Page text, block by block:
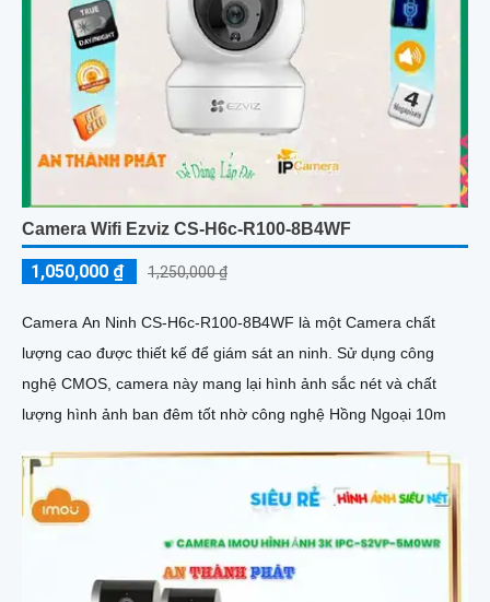
Camera Wifi Ezviz CS-H6c-R100-8B4WF
1,050,000 ₫ 1,250,000 ₫
Camera An Ninh CS-H6c-R100-8B4WF là một Camera chất
lượng cao được thiết kế để giám sát an ninh. Sử dụng công
nghệ CMOS, camera này mang lại hình ảnh sắc nét và chất
lượng hình ảnh ban đêm tốt nhờ công nghệ Hồng Ngoại 10m